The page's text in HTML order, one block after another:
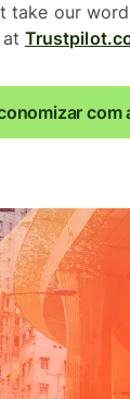
take our
com